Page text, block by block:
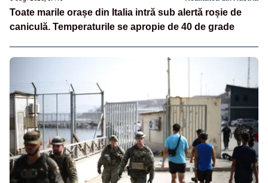
Toate marile orașe din Italia intră sub alertă roșie de
caniculă. Temperaturile se apropie de 40 de grade